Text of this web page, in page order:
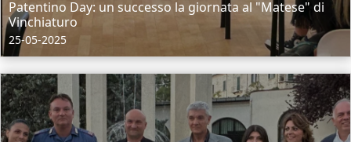
Patentino Day: un successo la giornata al "Matese" di
Vinchiaturo
25-05-2025